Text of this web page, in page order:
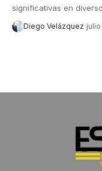
significativas en
Diego Velázquez julio